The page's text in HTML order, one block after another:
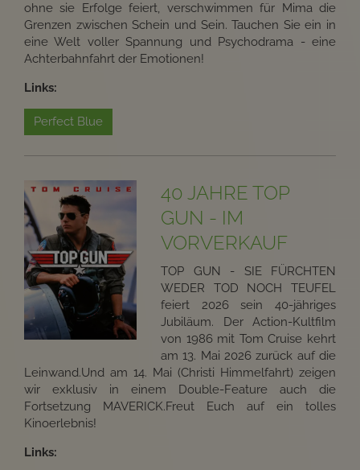
ohne sie Erfolge feiert, verschwimmen für Mima die
Grenzen zwischen Schein und Sein. Tauchen Sie ein in
eine Welt voller Spannung und Psychodrama - eine
Achterbahnfahrt der Emotionen!
Links:
Perfect Blue
40 JAHRE TOP
GUN - IM
VORVERKAUF
TOP GUN - SIE FÜRCHTEN
WEDER TOD NOCH TEUFEL
feiert 2026 sein 40-jähriges
Jubiläum. Der Action-Kultfilm
von 1986 mit Tom Cruise kehrt
am 13. Mai 2026 zurück auf die
Leinwand.Und am 14. Mai (Christi Himmelfahrt) zeigen
wir exklusiv in einem Double-Feature auch die
Fortsetzung MAVERICK.Freut Euch auf ein tolles
Kinoerlebnis!
Links: